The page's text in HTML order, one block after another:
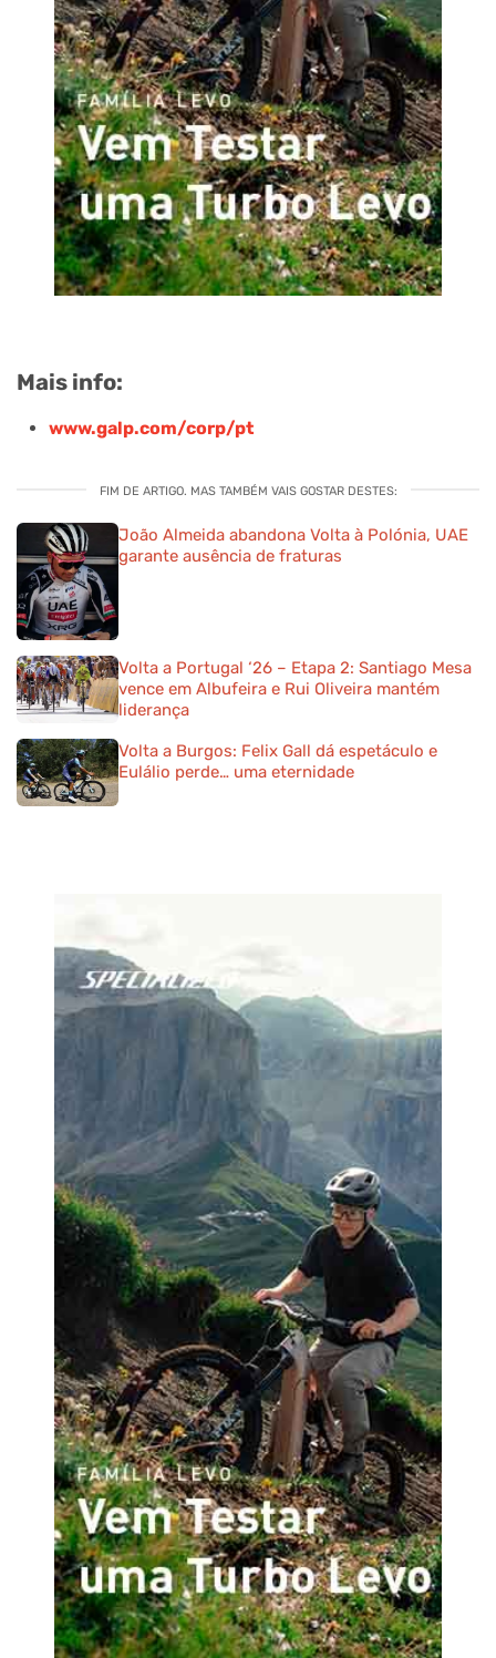
Mais info:
www.galp.com/corp/pt
FIM DE ARTIGO. MAS TAMBÉM VAIS GOSTAR DESTES:
João Almeida abandona Volta à Polónia, UAE
garante ausência de fraturas
Volta a Portugal ‘26 – Etapa 2: Santiago Mesa
vence em Albufeira e Rui Oliveira mantém
liderança
Volta a Burgos: Felix Gall dá espetáculo e
Eulálio perde… uma eternidade